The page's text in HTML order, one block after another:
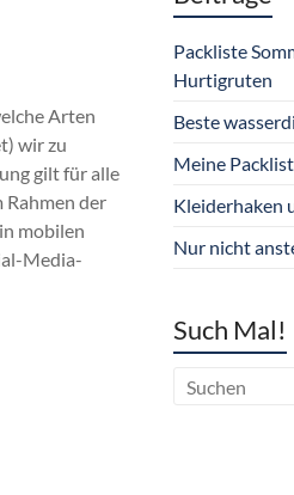
Arten
wir zu
gilt für alle
der
mobilen
Media-
Packliste
Hurtigruten
Beste
Meine
Kleiderhaken
Nur nicht
Such Mal!